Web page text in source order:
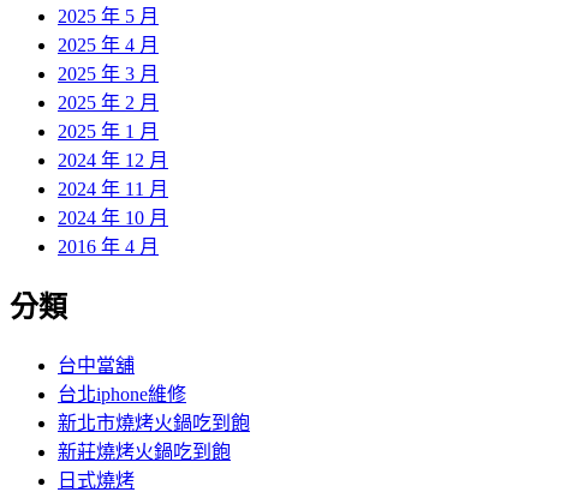
2025 年 5 月
2025 年 4 月
2025 年 3 月
2025 年 2 月
2025 年 1 月
2024 年 12 月
2024 年 11 月
2024 年 10 月
2016 年 4 月
分類
台中當舖
台北iphone維修
新北市燒烤火鍋吃到飽
新莊燒烤火鍋吃到飽
日式燒烤